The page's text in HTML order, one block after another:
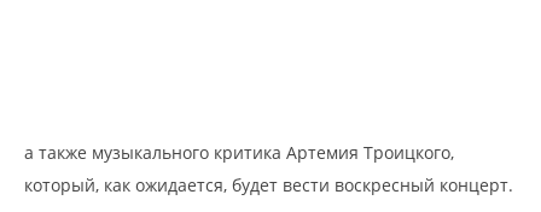
а также музыкального критика Артемия Троицкого,
который, как ожидается, будет вести воскресный концерт.